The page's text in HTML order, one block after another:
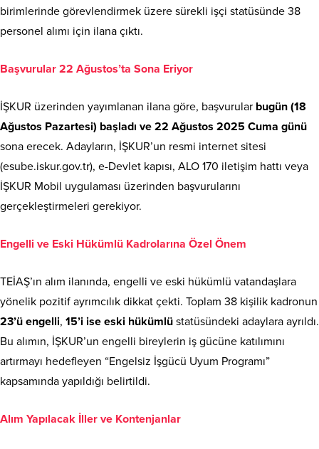
birimlerinde görevlendirmek üzere sürekli işçi statüsünde 38
personel alımı için ilana çıktı.
Başvurular 22 Ağustos’ta Sona Eriyor
İŞKUR üzerinden yayımlanan ilana göre, başvurular bugün (18
Ağustos Pazartesi) başladı ve 22 Ağustos 2025 Cuma günü
sona erecek. Adayların, İŞKUR’un resmi internet sitesi
(esube.iskur.gov.tr), e-Devlet kapısı, ALO 170 iletişim hattı veya
İŞKUR Mobil uygulaması üzerinden başvurularını
gerçekleştirmeleri gerekiyor.
Engelli ve Eski Hükümlü Kadrolarına Özel Önem
TEİAŞ’ın alım ilanında, engelli ve eski hükümlü vatandaşlara
yönelik pozitif ayrımcılık dikkat çekti. Toplam 38 kişilik kadronun
23’ü engelli, 15’i ise eski hükümlü statüsündeki adaylara ayrıldı.
Bu alımın, İŞKUR’un engelli bireylerin iş gücüne katılımını
artırmayı hedefleyen “Engelsiz İşgücü Uyum Programı”
kapsamında yapıldığı belirtildi.
Alım Yapılacak İller ve Kontenjanlar